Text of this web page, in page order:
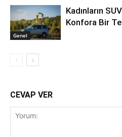
Genel
Kadınların
Konfora Bir
CEVAP VER